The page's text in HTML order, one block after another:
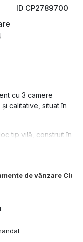
ID CP2789700
de vânzare Cluj-
cu 3 camere
calitative, situat în
tip vilă, construit în
în felul
deschis de 7 mp
are
uscator de